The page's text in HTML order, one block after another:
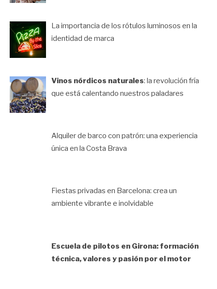
La importancia de los rótulos luminosos en la
identidad de marca
Vinos nórdicos naturales: la revolución fría
que está calentando nuestros paladares
Alquiler de barco con patrón: una experiencia
única en la Costa Brava
Fiestas privadas en Barcelona: crea un
ambiente vibrante e inolvidable
Escuela de pilotos en Girona: formación
técnica, valores y pasión por el motor